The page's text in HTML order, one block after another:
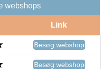
webshops
Link
Besøg webshop
Besøg webshop